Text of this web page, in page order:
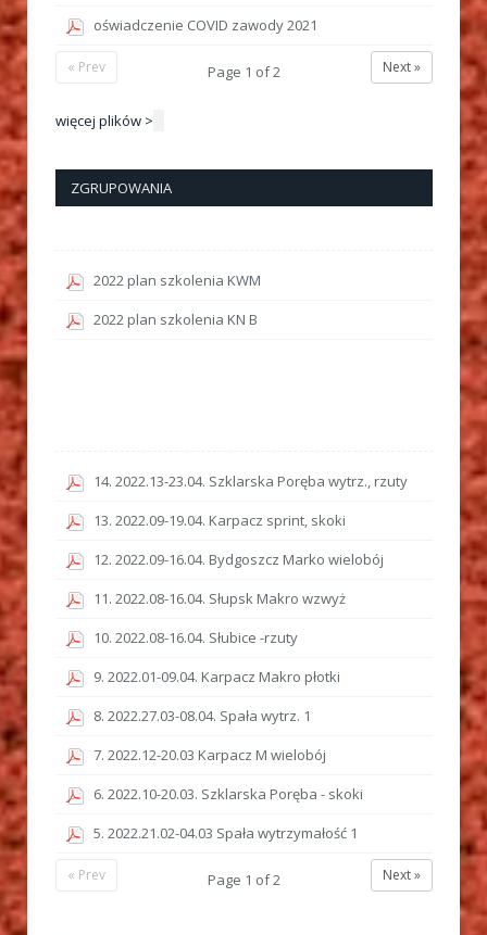
oświadczenie COVID zawody 2021
Next »
Page 1 of2
« Prev
więcej plików >
ZGRUPOWANIA
2022 plan szkolenia KWM
2022 plan szkolenia KN B
14. 2022.13-23.04. Szklarska Poręba wytrz., rzuty
13. 2022.09-19.04. Karpacz sprint, skoki
12. 2022.09-16.04. Bydgoszcz Marko wielobój
11. 2022.08-16.04. Słupsk Makro wzwyż
10. 2022.08-16.04. Słubice -rzuty
9. 2022.01-09.04. Karpacz Makro płotki
8. 2022.27.03-08.04. Spała wytrz. 1
7. 2022.12-20.03 Karpacz M wielobój
6. 2022.10-20.03. Szklarska Poręba - skoki
5. 2022.21.02-04.03 Spała wytrzymałość 1
Next »
Page 1 of2
« Prev